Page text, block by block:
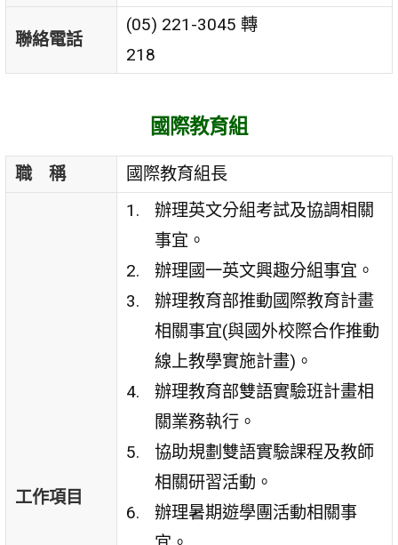
聯絡電話
(05) 221-3045 轉
218
國際教育組
職 稱 國際教育組長
工作項目
辦理英文分組考試及協調相關
事宜。
辦理國一英文興趣分組事宜。
辦理教育部推動國際教育計畫
相關事宜(與國外校際合作推動
線上教學實施計畫)。
辦理教育部雙語實驗班計畫相
關業務執行。
協助規劃雙語實驗課程及教師
相關研習活動。
辦理暑期遊學團活動相關事